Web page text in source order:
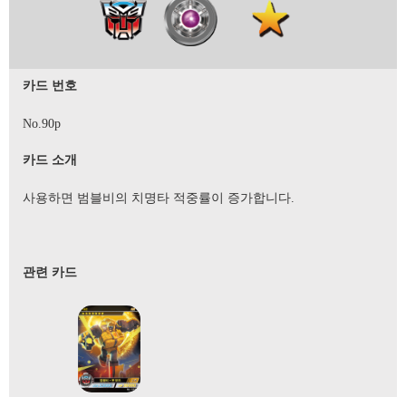
카드 번호
No.90p
카드 소개
사용하면 범블비의 치명타 적중률이 증가합니다.
관련 카드